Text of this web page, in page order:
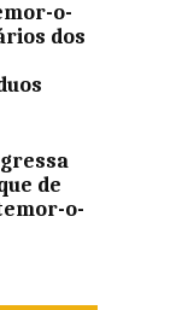
o-
dos
de
o-